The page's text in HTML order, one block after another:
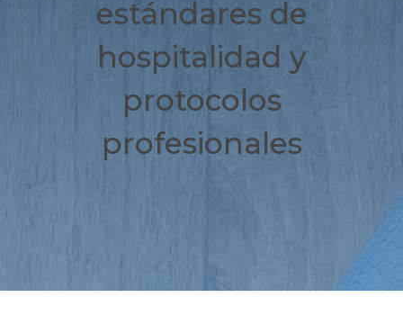
estándares de
hospitalidad y
protocolos
profesionales